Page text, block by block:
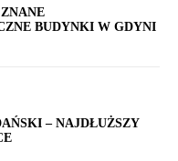
BUDYNKI W GDYNI
– NAJDŁUŻSZY